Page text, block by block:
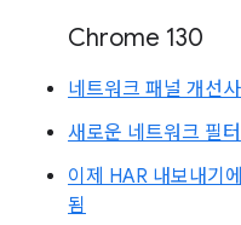
Chrome 130
네트워크 패널 개선
새로운 네트워크 필터
이제 HAR 내보내기
됨